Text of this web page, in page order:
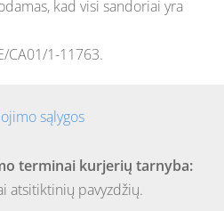
kad visi sandoriai yra
CA01/1-11763.
sąlygos
terminai kurjerių tarnyba:
atsitiktinių pavyzdžių.